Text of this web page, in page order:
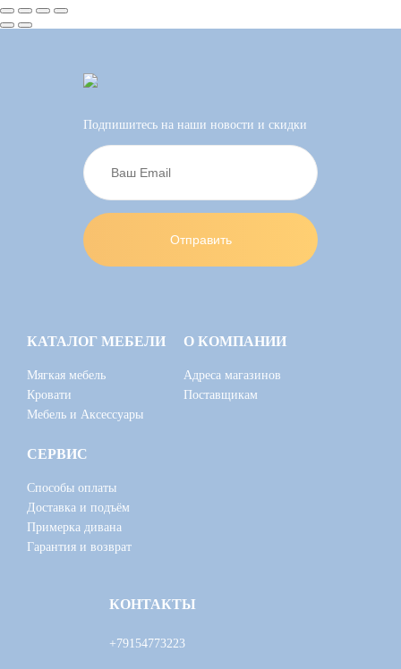
Подпишитесь на наши новости и скидки
КАТАЛОГ МЕБЕЛИ
Мягкая мебель
Кровати
Мебель и Аксессуары
О КОМПАНИИ
Адреса магазинов
Поставщикам
СЕРВИС
Способы оплаты
Доставка и подъём
Примерка дивана
Гарантия и возврат
КОНТАКТЫ
+79154773223